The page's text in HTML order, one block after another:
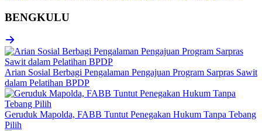
BENGKULU
Arian Sosial Berbagi Pengalaman Pengajuan Program Sarpras Sawit
dalam Pelatihan BPDP
Geruduk Mapolda, FABB Tuntut Penegakan Hukum Tanpa Tebang
Pilih